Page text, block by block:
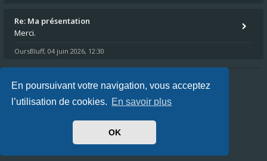
En poursuivant votre navigation, vous acceptez
l’utilisation de cookies. En savoir plus
OK
Re: Ma présentation
Merci.
OursBluff, 04 juin 2026, 12:30
Nous sommes le 07 août 2026, 10:10
Powered by
® Forum Software © phpBB Limited